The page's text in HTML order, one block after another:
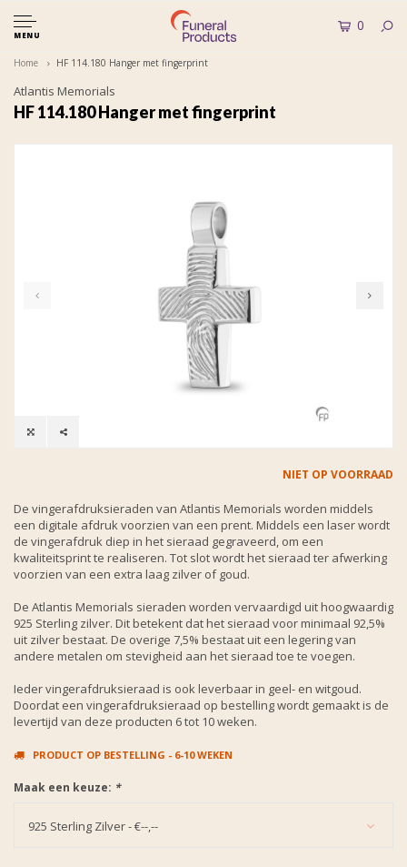
MENU
0
Home HF 114.180 Hanger met fingerprint
Atlantis Memorials
HF 114.180 Hanger met fingerprint
NIET OP VOORRAAD
De vingerafdruksieraden van Atlantis Memorials worden middels
een digitale afdruk voorzien van een prent. Middels een laser wordt
de vingerafdruk diep in het sieraad gegraveerd, om een
kwaliteitsprint te realiseren. Tot slot wordt het sieraad ter afwerking
voorzien van een extra laag zilver of goud.
De Atlantis Memorials sieraden worden vervaardigd uit hoogwaardig
925 Sterling zilver. Dit betekent dat het sieraad voor minimaal 92,5%
uit zilver bestaat. De overige 7,5% bestaat uit een legering van
andere metalen om stevigheid aan het sieraad toe te voegen.
Ieder vingerafdruksieraad is ook leverbaar in geel- en witgoud.
Doordat een vingerafdruksieraad op bestelling wordt gemaakt is de
levertijd van deze producten 6 tot 10 weken.
PRODUCT OP BESTELLING - 6-10 WEKEN
Maak een keuze: *
925 Sterling Zilver - €--,--